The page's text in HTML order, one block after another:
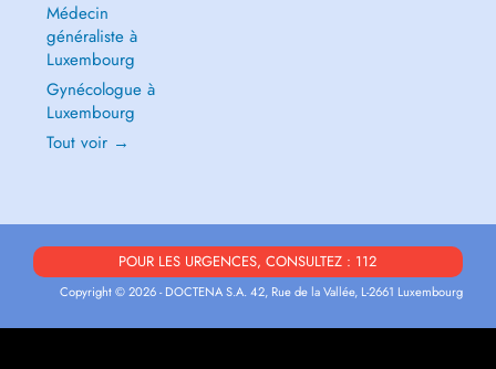
Médecin
généraliste à
Luxembourg
Gynécologue à
Luxembourg
Tout voir →
POUR LES URGENCES, CONSULTEZ : 112
Copyright © 2026 - DOCTENA S.A. 42, Rue de la Vallée, L-2661 Luxembourg